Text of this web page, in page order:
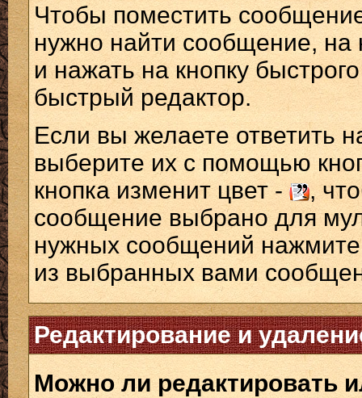
Чтобы поместить
нужно найти сообщение, на
и нажать на кнопку
быстрый редактор.
Если вы желаете ответить
выберите их с помощью
кнопка изменит цвет -
,
сообщение выбрано для
нужных сообщений
из выбранных вами
Редактирование и
Можно ли редактировать